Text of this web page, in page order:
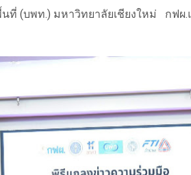
(บพท.) มหาวิทยาลัยเชียงใหม่
กฟผ.